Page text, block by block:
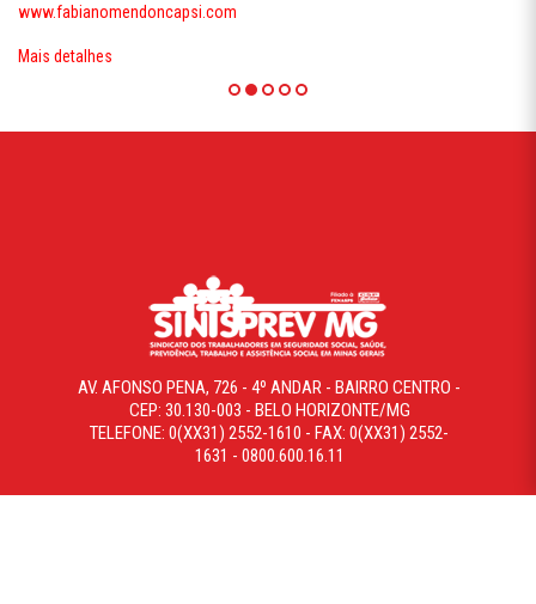
www.fabianomendoncapsi.com
Mais detalhes
AV. AFONSO PENA, 726 - 4º ANDAR - BAIRRO CENTRO -
CEP: 30.130-003 - BELO HORIZONTE/MG
TELEFONE: 0(XX31) 2552-1610 - FAX: 0(XX31) 2552-
1631 - 0800.600.16.11